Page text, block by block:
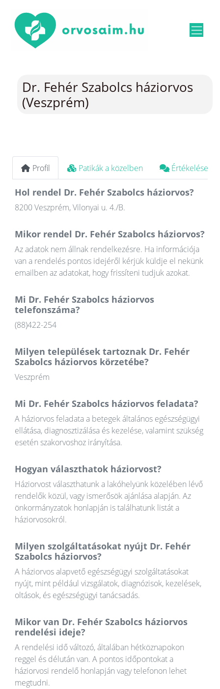
Dr. Fehér Szabolcs háziorvos
(Veszprém)
Profil Patikák a közelben Értékelések
Hol rendel Dr. Fehér Szabolcs háziorvos?
8200 Veszprém, Vilonyai u. 4./B.
Mikor rendel Dr. Fehér Szabolcs háziorvos?
Az adatok nem állnak rendelkezésre. Ha információja
van a rendelés pontos idejéről kérjük küldje el nekünk
emailben az adatokat, hogy frissíteni tudjuk azokat.
Mi Dr. Fehér Szabolcs háziorvos
telefonszáma?
(88)422-254
Milyen települések tartoznak Dr. Fehér
Szabolcs háziorvos körzetébe?
Veszprém
Mi Dr. Fehér Szabolcs háziorvos feladata?
A háziorvos feladata a betegek általános egészségügyi
ellátása, diagnosztizálása és kezelése, valamint szükség
esetén szakorvoshoz irányítása.
Hogyan választhatok háziorvost?
Háziorvost választhatunk a lakóhelyünk közelében lévő
rendelők közül, vagy ismerősök ajánlása alapján. Az
önkormányzatok honlapján is találhatunk listát a
háziorvosokról.
Milyen szolgáltatásokat nyújt Dr. Fehér
Szabolcs háziorvos?
A háziorvos alapvető egészségügyi szolgáltatásokat
nyújt, mint például vizsgálatok, diagnózisok, kezelések,
oltások, és egészségügyi tanácsadás.
Mikor van Dr. Fehér Szabolcs háziorvos
rendelési ideje?
A rendelési idő változó, általában hétköznapokon
reggel és délután van. A pontos időpontokat a
háziorvosi rendelő honlapján vagy telefonon lehet
megtudni.